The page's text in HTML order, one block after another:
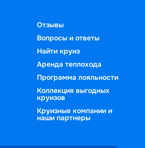
Отзывы
Вопросы и ответы
Найти круиз
Аренда теплохода
Программа лояльности
Коллекция выгодных
круизов
Круизные компании и
наши партнеры